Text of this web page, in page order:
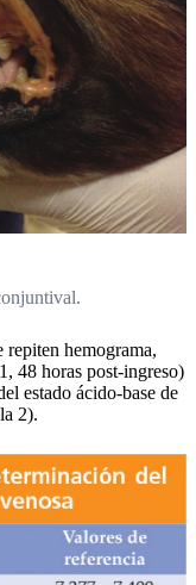
repiten hemograma,
48 horas post-ingreso)
estado ácido-base de
2).